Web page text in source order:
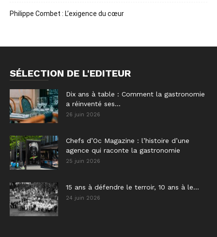
Philippe Combet : L’exigence du cœur
SÉLECTION DE L'EDITEUR
Dix ans à table : Comment la gastronomie
a réinventé ses...
26 juin 2026
Chefs d’Oc Magazine : l’histoire d’une
agence qui raconte la gastronomie
25 juin 2026
15 ans à défendre le terroir, 10 ans à le...
24 juin 2026